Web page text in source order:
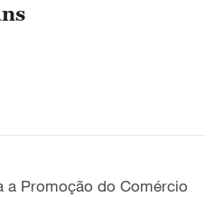
a Promoção do Comércio